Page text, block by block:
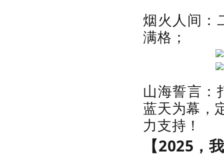
烟火人间：
满格；
山海誓言：
蓝天为幕，
力支持！
【2025，